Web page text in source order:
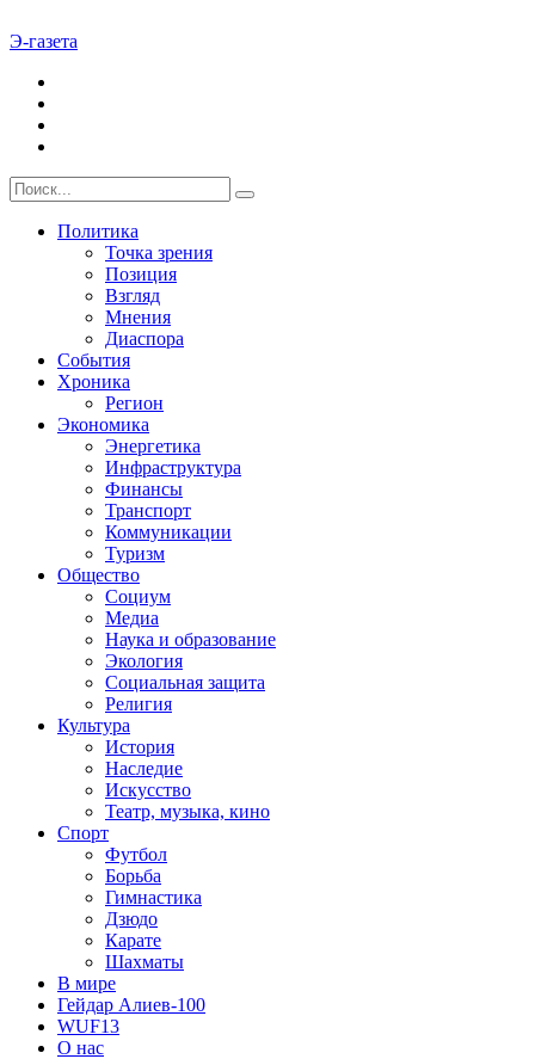
Э-газета
Политика
Точка зрения
Позиция
Взгляд
Мнения
Диаспора
События
Хроника
Регион
Экономика
Энергетика
Инфраструктура
Финансы
Транспорт
Коммуникации
Туризм
Общество
Социум
Медиа
Наука и образование
Экология
Социальная защита
Религия
Культура
История
Наследие
Искусство
Театр, музыка, кино
Спорт
Футбол
Борьба
Гимнастика
Дзюдо
Карате
Шахматы
В мире
Гейдар Алиев-100
WUF13
О нас